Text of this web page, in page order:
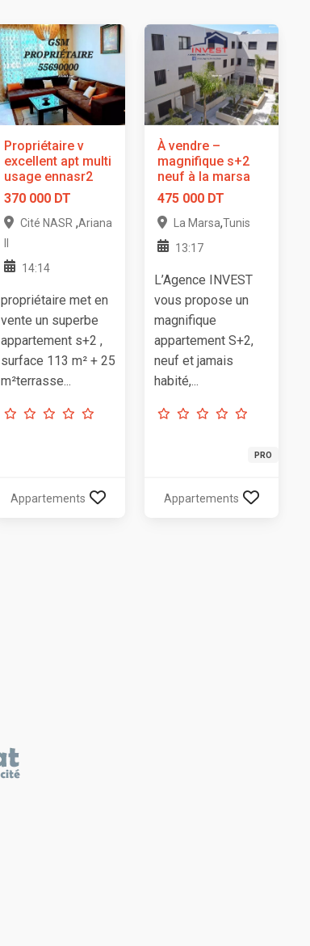
Propriétaire v
excellent apt multi
usage ennasr2
370 000 DT
Cité NASR ,Ariana
14:14
propriétaire met en
vente un superbe
appartement s+2 ,
surface 113 m² + 25
m²terrasse...
Appartements
À vendre –
magnifique s+2
neuf à la marsa
475 000 DT
La Marsa,Tunis
13:17
L’Agence INVEST
vous propose un
magnifique
appartement S+2,
neuf et jamais
habité,...
PRO
Appartements